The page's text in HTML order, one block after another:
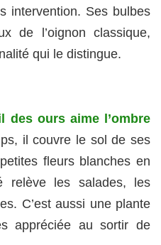
intervention. Ses bulbes
de l’oignon classique,
qui le distingue.
des ours aime l’ombre
il couvre le sol de ses
fleurs blanches en
relève les salades, les
C’est aussi une plante
appréciée au sortir de